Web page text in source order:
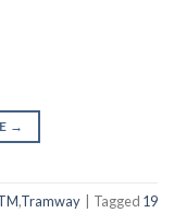
→
,Tramway Tagged 19